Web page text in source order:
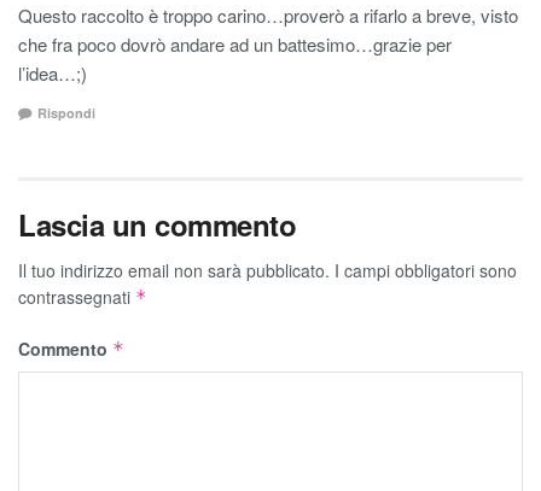
Questo raccolto è troppo carino…proverò a rifarlo a breve, visto
che fra poco dovrò andare ad un battesimo…grazie per
l’idea…;)
Rispondi
Lascia un commento
Il tuo indirizzo email non sarà pubblicato. I campi obbligatori sono
contrassegnati *
Commento *